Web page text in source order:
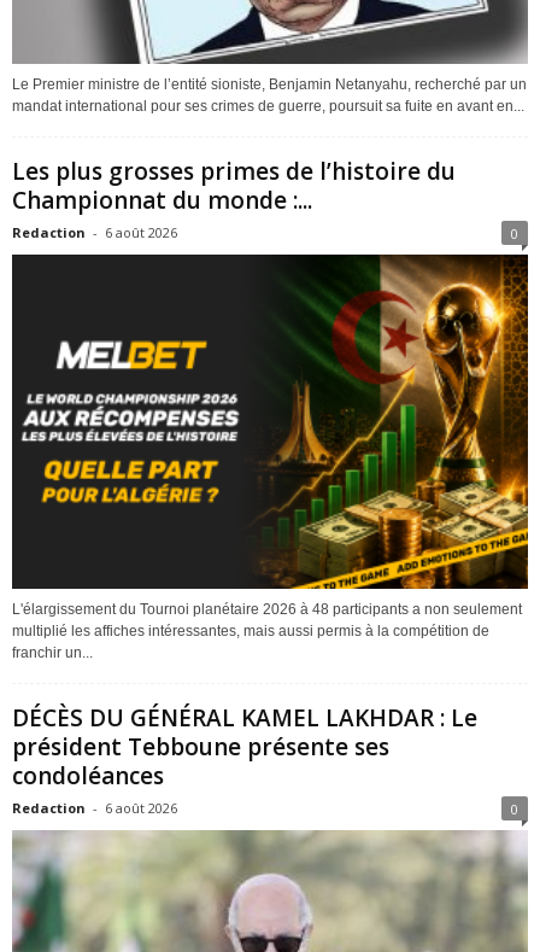
Le Premier ministre de l’entité sioniste, Benjamin Netanyahu, recherché par un
mandat international pour ses crimes de guerre, poursuit sa fuite en avant en...
Les plus grosses primes de l’histoire du
Championnat du monde :...
Redaction - 6 août 2026 0
L'élargissement du Tournoi planétaire 2026 à 48 participants a non seulement
multiplié les affiches intéressantes, mais aussi permis à la compétition de
franchir un...
DÉCÈS DU GÉNÉRAL KAMEL LAKHDAR : Le
président Tebboune présente ses
condoléances
Redaction - 6 août 2026 0